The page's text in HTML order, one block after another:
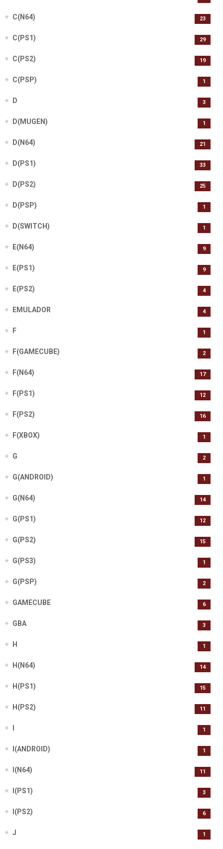
C(N64) 23
C(PS1) 29
C(PS2) 19
C(PSP) 1
D 3
D(MUGEN) 1
D(N64) 21
D(PS1) 33
D(PS2) 25
D(PSP) 1
D(SWITCH) 1
E(N64) 9
E(PS1) 9
E(PS2) 4
EMULADOR 4
F 1
F(GAMECUBE) 2
F(N64) 17
F(PS1) 12
F(PS2) 16
F(XBOX) 1
G 2
G(ANDROID) 1
G(N64) 14
G(PS1) 12
G(PS2) 15
G(PS3) 1
G(PSP) 2
GAMECUBE 6
GBA 3
H 1
H(N64) 14
H(PS1) 15
H(PS2) 11
1
I(ANDROID) 1
I(N64) 11
I(PS1) 3
I(PS2) 6
J 1